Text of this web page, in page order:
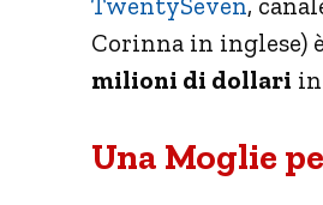
Corinna in inglese)
milioni di dollari
Una Moglie